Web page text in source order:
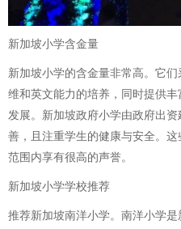
新加坡小学含金量
新加坡小学的含金量非常高。它
维和英文能力的培养，同时提供
发展。新加坡政府小学由政府出
善，且注重学生的健康与安全。
范围内享有很高的声誉。
新加坡小学学校推荐
推荐新加坡南洋小学。南洋小学